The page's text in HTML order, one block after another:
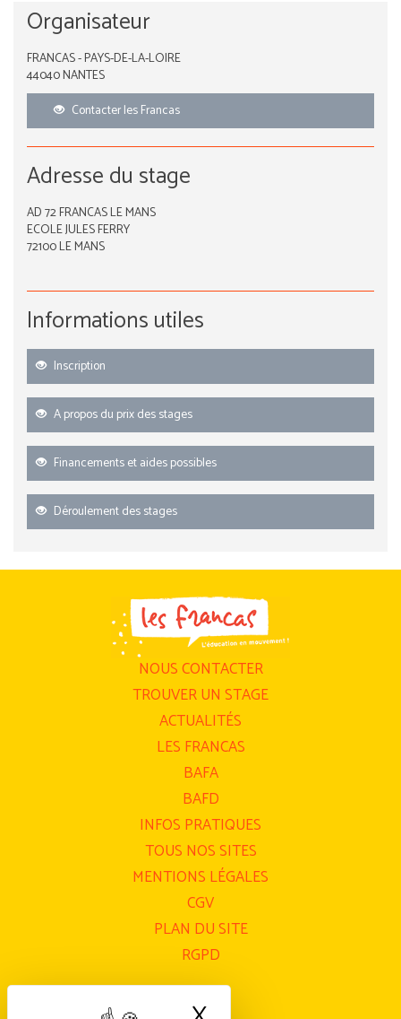
Organisateur
FRANCAS - PAYS-DE-LA-LOIRE
44040 NANTES
Contacter les Francas
Adresse du stage
AD 72 FRANCAS LE MANS
ECOLE JULES FERRY
72100 LE MANS
Informations utiles
Inscription
A propos du prix des stages
Financements et aides possibles
Déroulement des stages
NOUS CONTACTER
TROUVER UN STAGE
ACTUALITÉS
LES FRANCAS
BAFA
BAFD
INFOS PRATIQUES
TOUS NOS SITES
MENTIONS LÉGALES
CGV
PLAN DU SITE
RGPD